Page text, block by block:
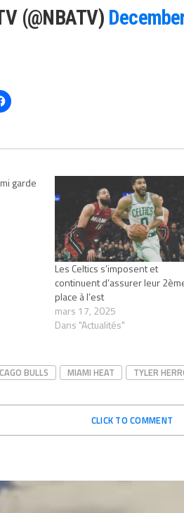
(@NBATV)
garde
Les Celtics s’imposent et
continuent d’assurer leur
place à l’est
mars 17, 2025
Dans "Actualités"
BULLS MIAMI HEAT TYLER
CLICK TO COMMENT